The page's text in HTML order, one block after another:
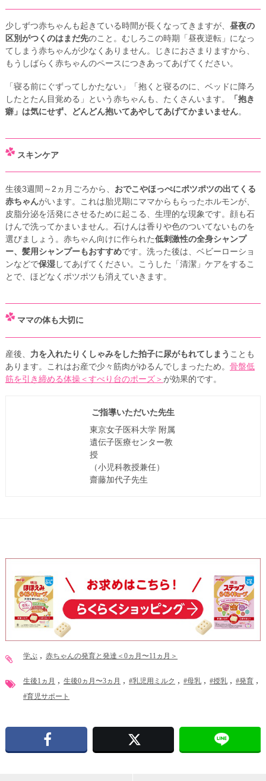
少しずつ赤ちゃんも起きている時間が長くなってきますが、 昼夜の
区別がつくのはまだ先のこと。むしろこの時期「昼夜逆転」になっ
てしまう赤ちゃんが少なくありません。じきにおさまりますから、
もうしばらく赤ちゃんのペースにつきあってあげてください。
「寝る前にぐずってしかたない」「抱くと寝るのに、ベッドに降ろ
したとたん目覚める」という赤ちゃんも、たくさんいます。
「抱き
癖」は気にせず、どんどん抱いてあやしてあげてかまいません。
スキンケア
生後3週間～2ヵ月ごろから、 おでこやほっぺにポツポツの出てくる
赤ちゃんがいます。これは胎児期にママからもらったホルモンが、
皮脂分泌を活発にさせるために起こる、生理的な現象です。顔も石
けんで洗ってかまいません。石けんは香りや色のついてないものを
選びましょう。赤ちゃん向けに作られた低刺激性の全身シャンプ
ー、髪用シャンプーもおすすめです。洗った後は、ベビーローショ
ンなどで保湿してあげてください。こうした「清潔」ケアをするこ
とで、ほどなくポツポツも消えていきます。
ママの体も大切に
産後、 力を入れたりくしゃみをした拍子に尿がもれてしまう ことも
あります。これはお産で少々筋肉がゆるんでしまったため。 骨盤低
筋を引き締める体操＜すべり台のポーズ＞ が効果的です。
ご指導いただいた先生
東京女子医科大学 附属
遺伝子医療センター教
授
（小児科教授兼任）
齋藤加代子先生
学ぶ 赤ちゃんの発育と発達＜0ヵ月〜11ヵ月＞
生後1ヵ月 生後0ヵ月〜3ヵ月 #乳児用ミルク #母乳 #授乳 #発育
#育児サポート